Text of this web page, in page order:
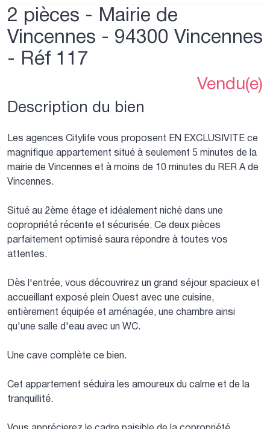
2 pièces - Mairie de
Vincennes - 94300 Vincennes
- Réf 117
Vendu(e)
Description du bien
Les agences Citylife vous proposent EN EXCLUSIVITE ce
magnifique appartement situé à seulement 5 minutes de la
mairie de Vincennes et à moins de 10 minutes du RER A de
Vincennes.
Situé au 2ème étage et idéalement niché dans une
copropriété récente et sécurisée. Ce deux pièces
parfaitement optimisé saura répondre à toutes vos
attentes.
Dès l'entrée, vous découvrirez un grand séjour spacieux et
accueillant exposé plein Ouest avec une cuisine,
entièrement équipée et aménagée, une chambre ainsi
qu'une salle d'eau avec un WC.
Une cave complète ce bien.
Cet appartement séduira les amoureux du calme et de la
tranquillité.